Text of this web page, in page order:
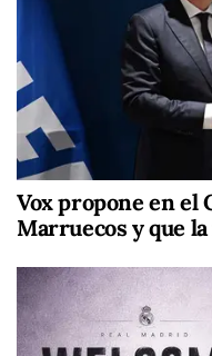
Vox propone en el
Marruecos y que